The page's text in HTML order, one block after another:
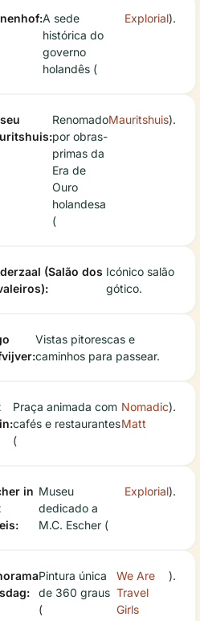
A sede
histórica do
governo
holandês (
Explorial).
Renomado
por obras-
primas da
Era de
Ouro
holandesa
(
Mauritshuis).
(Salão dos Icónico salão
gótico.
Vistas pitorescas e
caminhos para passear.
Praça animada com
cafés e restaurantes
(
Nomadic
Matt
).
in Museu
dedicado a
M.C. Escher (
Explorial).
Pintura única
de 360 graus
(
We Are
Travel
Girls
).